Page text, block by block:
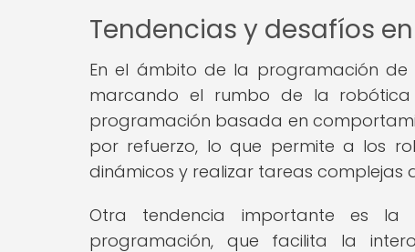
Tendencias y desafíos
En el ámbito de la programación de
marcando el rumbo de la
programación basada en
por refuerzo, lo que permite a los
dinámicos y realizar tareas complejas
Otra tendencia importante es la
programación, que facilita la